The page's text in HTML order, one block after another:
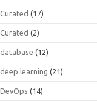
Curated (17)
Curated (2)
database (12)
deep learning (21)
DevOps (14)